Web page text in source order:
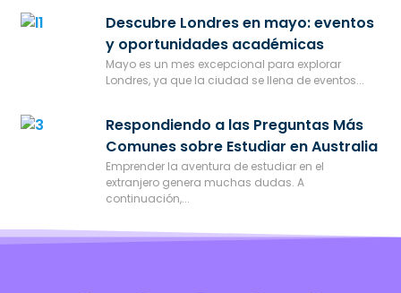
Descubre Londres en mayo: eventos
y oportunidades académicas
Mayo es un mes excepcional para explorar
Londres, ya que la ciudad se llena de eventos...
Respondiendo a las Preguntas Más
Comunes sobre Estudiar en Australia
Emprender la aventura de estudiar en el
extranjero genera muchas dudas. A
continuación,...